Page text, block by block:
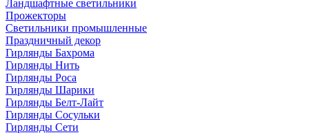
Ландшафтные светильники
Прожекторы
Светильники промышленные
Праздничный декор
Гирлянды Бахрома
Гирлянды Нить
Гирлянды Роса
Гирлянды Шарики
Гирлянды Белт-Лайт
Гирлянды Сосульки
Гирлянды Сети